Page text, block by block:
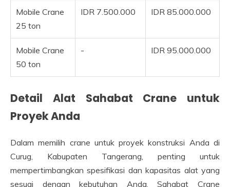
Mobile Crane
25 ton
IDR 7.500.000 IDR 85.000.000
Mobile Crane
50 ton
- IDR 95.000.000
Detail Alat Sahabat Crane untuk
Proyek Anda
Dalam memilih crane untuk proyek konstruksi Anda di
Curug, Kabupaten Tangerang, penting untuk
mempertimbangkan spesifikasi dan kapasitas alat yang
sesuai dengan kebutuhan Anda. Sahabat Crane